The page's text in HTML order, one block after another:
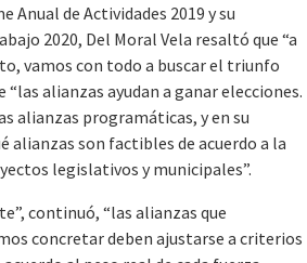
Anual de Actividades 2019 y su
2020, Del Moral Vela resaltó que “a
vamos con todo a buscar el triunfo
“las alianzas ayudan a ganar elecciones.
alianzas programáticas, y en su
alianzas son factibles de acuerdo a la
legislativos y municipales”.
continuó, “las alianzas que
concretar deben ajustarse a criterios